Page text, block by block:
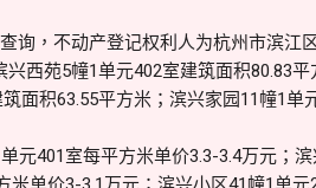
询，不动产登记权利人为杭州市滨
西苑5幢1单元402室建筑面积80.83
面积63.55平方米；滨兴家园11幢1单
元401室每平方米单价3.3-3.4万元；